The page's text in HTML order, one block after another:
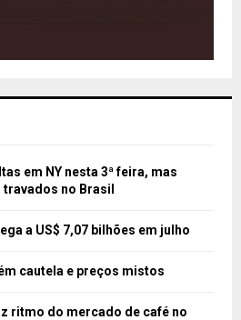
em NY nesta 3ª feira, mas
no Brasil
a US$ 7,07 bilhões em julho
cautela e preços mistos
ritmo do mercado de café no